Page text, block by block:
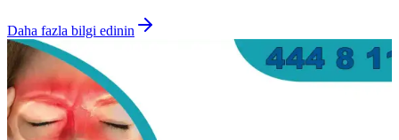
Daha fazla bilgi edinin